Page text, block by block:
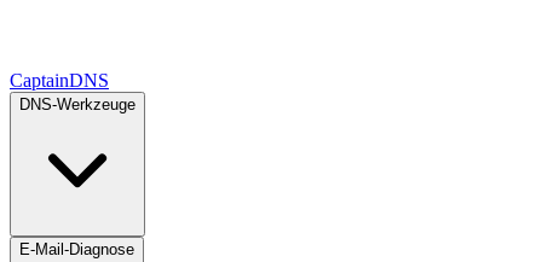
CaptainDNS
DNS-Werkzeuge
E-Mail-Diagnose